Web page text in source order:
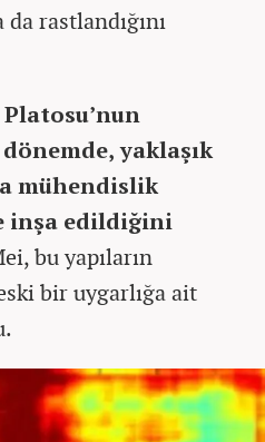
rastlandığını
yaklaşık
mühendislik
inşa edildiğini
bu yapıların
bir uygarlığa ait